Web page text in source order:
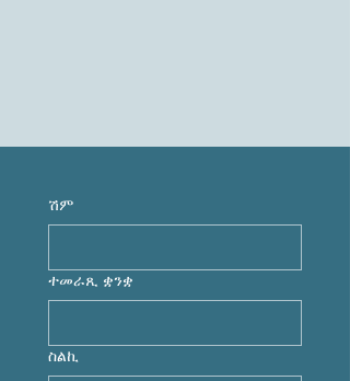
ሽም
ተመራጺ ቋንቋ
ስልኪ